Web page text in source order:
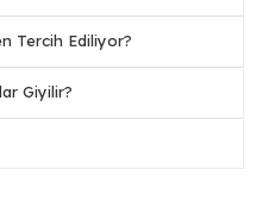
Tercih Ediliyor?
Giyilir?